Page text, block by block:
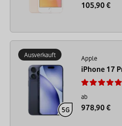
105,90 €
Ausverkauft Apple
iPhone 17
ab
978,90 €